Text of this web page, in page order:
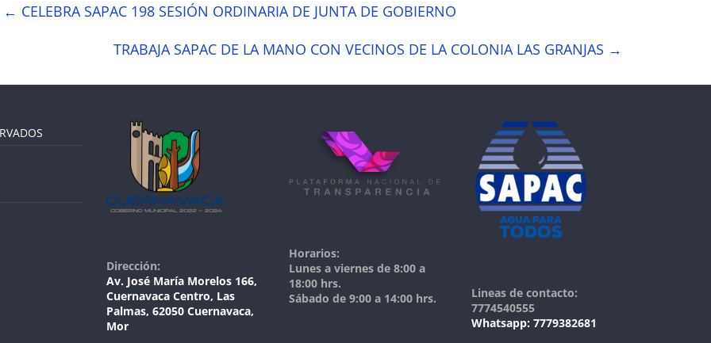
← CELEBRA SAPAC 198 SESIÓN ORDINARIA DE JUNTA DE GOBIERNO
TRABAJA SAPAC DE LA MANO CON VECINOS DE LA COLONIA LAS GRANJAS →
Dirección:
Av. José María Morelos 166,
Cuernavaca Centro, Las
Palmas, 62050 Cuernavaca,
Mor
Horarios:
Lunes a viernes de 8:00 a
18:00 hrs.
Sábado de 9:00 a 14:00 hrs.
Lineas de contacto:
7774540555
Whatsapp: 7779382681